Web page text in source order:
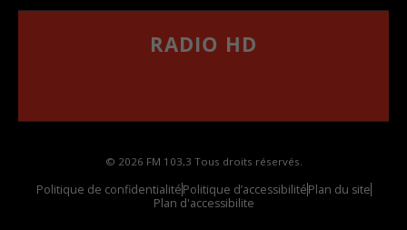
RADIO HD
© 2026 FM 103,3 Tous droits réservés.
Politique de confidentialitéPolitique d’accessibilitéPlan du site
Plan d'accessibilite